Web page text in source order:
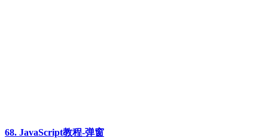
68. JavaScript教程-弹窗